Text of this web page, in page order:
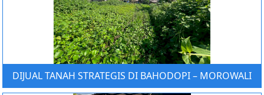
DIJUAL TANAH STRATEGIS DI BAHODOPI – MOROWALI